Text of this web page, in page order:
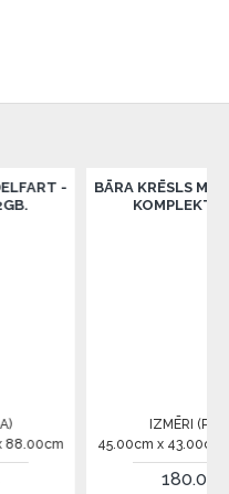
BĀRA KRĒSLS MIDDELFART -
KOMPLEKTĀ 2GB.
IZMĒRI (PxDxA)
45.00cm x 43.00cm x 88.00cm
180.00€